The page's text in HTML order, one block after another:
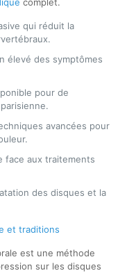
qui réduit la
élevé des symptômes
pour de
avancées pour
face aux traitements
des disques et la
et traditions
est une méthode
sur les disques